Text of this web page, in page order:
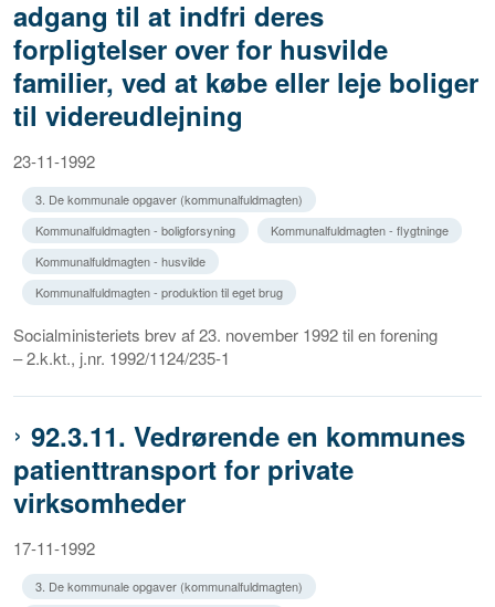
adgang til at indfri deres
forpligtelser over for husvilde
familier, ved at købe eller leje boliger
til videreudlejning
23-11-1992
3. De kommunale opgaver (kommunalfuldmagten)
Kommunalfuldmagten - boligforsyning
Kommunalfuldmagten - flygtninge
Kommunalfuldmagten - husvilde
Kommunalfuldmagten - produktion til eget brug
Socialministeriets brev af 23. november 1992 til en forening
– 2.k.kt., j.nr. 1992/1124/235-1
92.3.11. Vedrørende en kommunes
patienttransport for private
virksomheder
17-11-1992
3. De kommunale opgaver (kommunalfuldmagten)